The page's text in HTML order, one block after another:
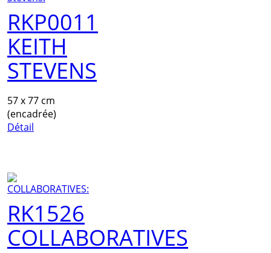
RKP0011
KEITH
STEVENS
57 x 77 cm
(encadrée)
Détail
RK1526
COLLABORATIVES